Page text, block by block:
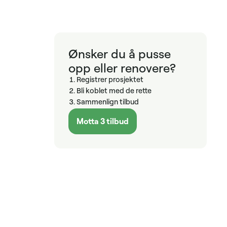
Ønsker du å pusse
opp eller renovere?
Registrer prosjektet
Bli koblet med de rette
Sammenlign tilbud
Motta 3 tilbud